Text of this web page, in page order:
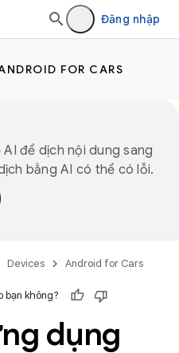
Đăng nhập
FOR CARS
để dịch nội dung sang
bằng AI có thể có lỗi.
Devices Android for Cars
bạn không?
dụng